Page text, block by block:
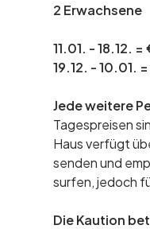
2
11.01. - 18.12. =
19.12. - 10.01.
Jede weitere
Tagespreisen
Haus verfügt
senden und
surfen, jedoch
Die Kaution